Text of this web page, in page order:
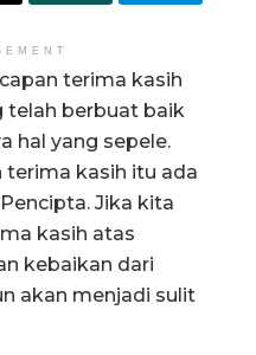
terima kasih
telah berbuat baik
hal yang sepele.
terima kasih itu ada
Jika kita
kasih atas
kebaikan dari
akan menjadi sulit